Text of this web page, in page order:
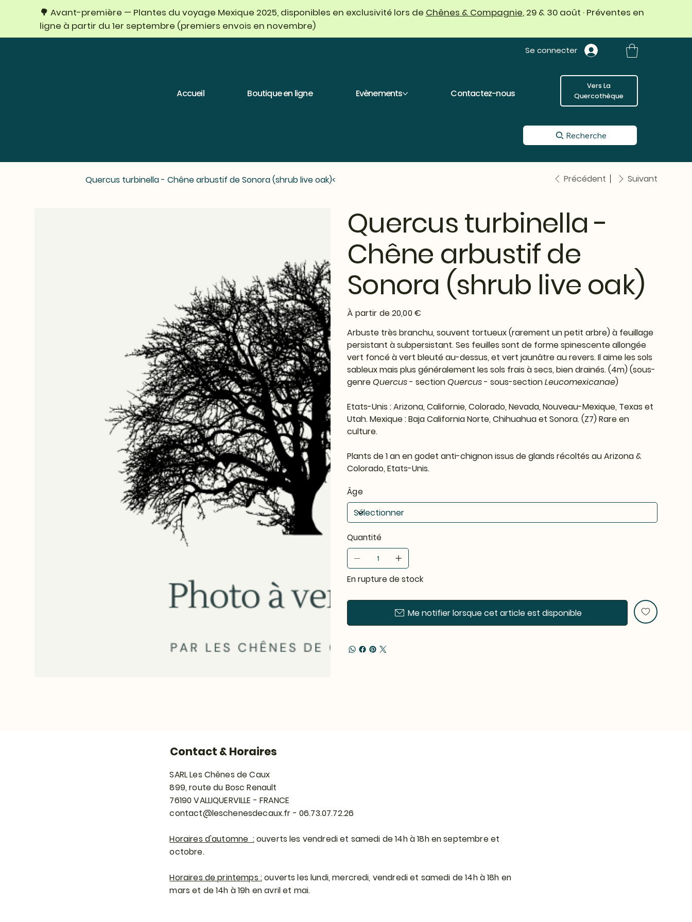
Se connecter
Recherche
Vers La
Quercothèque
Accueil Boutique en ligne Evènements Contactez-nous
🌳 Avant-première — Plantes du voyage Mexique 2025, disponibles en exclusivité lors de Chênes & Compagnie, 29 & 30 août · Préventes en
ligne à partir du 1er septembre (premiers envois en novembre)
>
Quercus turbinella - Chêne arbustif de Sonora (shrub live oak) Précédent Suivant
Quercus turbinella -
Chêne arbustif de
Sonora (shrub live oak)
À partir de 20,00 €
Arbuste très branchu, souvent tortueux (rarement un petit arbre) à feuillage
persistant à subpersistant. Ses feuilles sont de forme spinescente allongée
vert foncé à vert bleuté au-dessus, et vert jaunâtre au revers. Il aime les sols
sableux mais plus généralement les sols frais à secs, bien drainés. (4m) (sous-
genreQuercus- sectionQuercus- sous-sectionLeucomexicanae)
Etats-Unis : Arizona, Californie, Colorado, Nevada, Nouveau-Mexique, Texas et
Utah. Mexique : Baja California Norte, Chihuahua et Sonora. (Z7)Rare en
culture.
Plants de 1 an en godet anti-chignon issus de glands récoltés au Arizona &
Colorado, Etats-Unis.
Âge
Quantité
En rupture de stock
Me notifier lorsque cet article est disponible
Contact & Horaires
SARL Les Chênes de Caux
899, route du Bosc Renault
76190 VALLIQUERVILLE - FRANCE
contact@leschenesdecaux.fr - 06.73.07.72.26
Horaires d'automne :ouverts les vendredi et samedi de 14h à 18h en septembre et
octobre.
Horaires de printemps :ouverts les lundi, mercredi, vendredi et samedi de 14h à 18h en
mars et de 14h à 19h en avril et mai.